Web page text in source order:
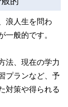
浪人生を問わ
一般的です。
法、現在の学力
プランなど、予
対策や得られる